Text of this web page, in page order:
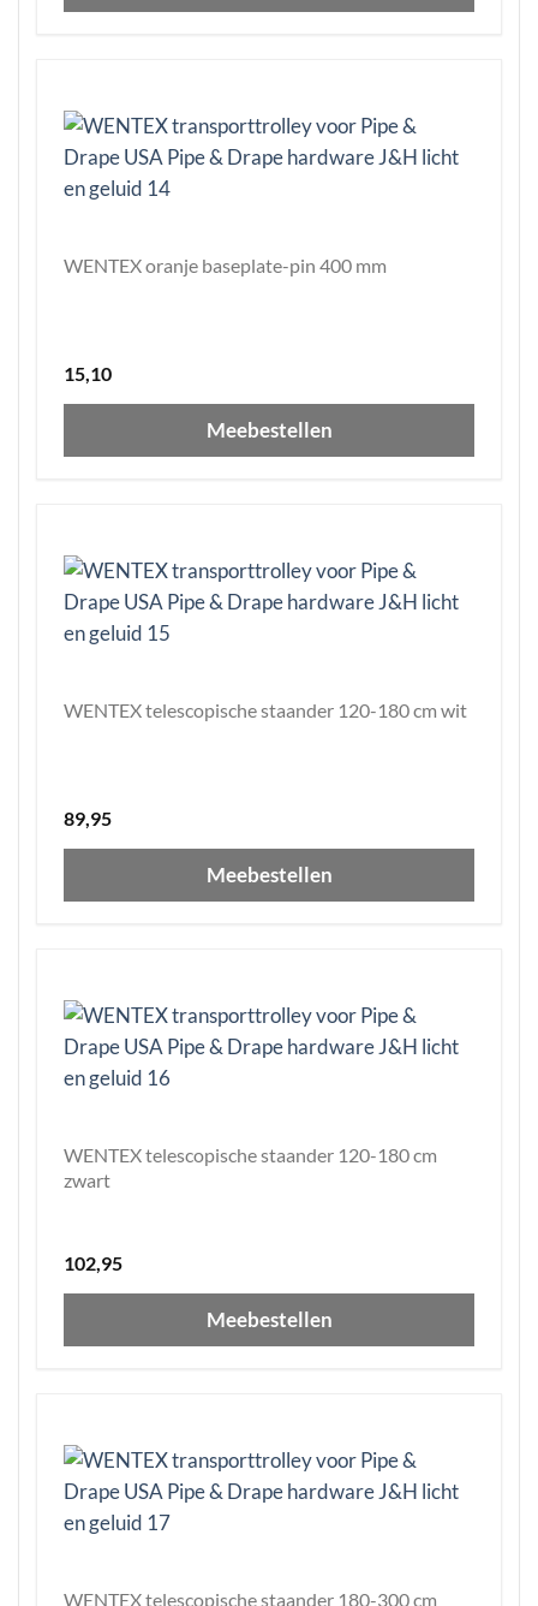
WENTEX oranje baseplate-pin 400 mm
15,10
Meebestellen
WENTEX telescopische staander 120-180 cm wit
89,95
Meebestellen
WENTEX telescopische staander 120-180 cm
zwart
102,95
Meebestellen
WENTEX telescopische staander 180-300 cm